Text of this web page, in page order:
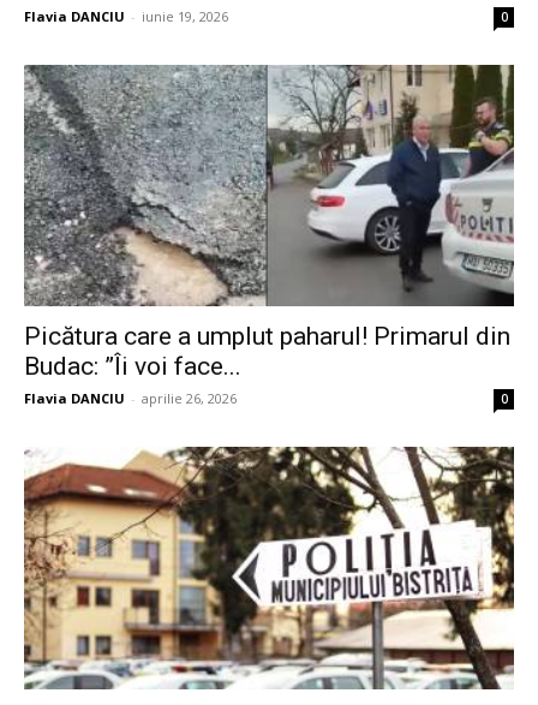
Flavia DANCIU - iunie 19, 2026 0
Picătura care a umplut paharul! Primarul din
Budac: ”Îi voi face...
Flavia DANCIU - aprilie 26, 2026 0